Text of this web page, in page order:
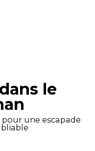
le
une escapade